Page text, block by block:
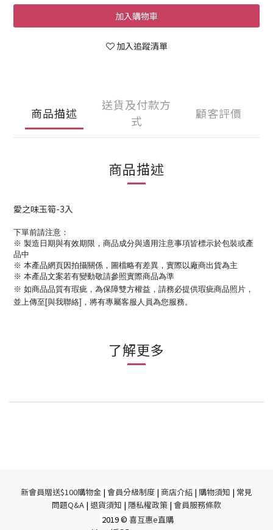
加入購物車
加入追蹤清單
商品描述
送貨及付款方
式
顧客評價
商品描述
愛之味玉筍-3入
下單前請注意：
※ 製造日期與有效期限， 商品成分與適用注意事項皆標示於包裝或產
品中
※ 本產品網頁因拍攝關係，圖檔略有差異，實際以廠商出貨為主
※ 本產品文案若有變動敬請參照實際商品為準
※ 如商品品質有瑕疵，為保障雙方權益，請務必提供瑕疵商品照片，
並上傳至[與我聯絡]，將有專屬客服人員為您服務。
了解更多
新會員贈送$100購物金 | 會員分級制度 | 商店介紹 | 購物須知 | 常見
問題Q&A | 退貨須知 | 隱私權政策 | 會員服務條款
2019 © 喜互惠e直購